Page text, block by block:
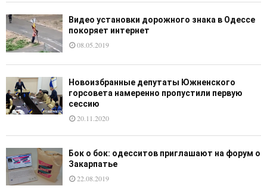
Видео установки дорожного знака в Одессе
покоряет интернет
08.05.2019
Новоизбранные депутаты Южненского
горсовета намеренно пропустили первую
сессию
20.11.2020
Бок о бок: одесситов приглашают на форум о
Закарпатье
22.08.2019